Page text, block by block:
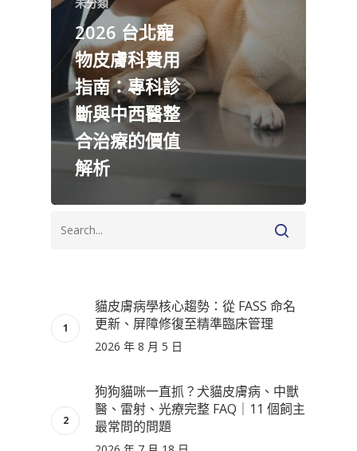
2026 台北寵
物皮膚科費用
指南：專科診
斷與中西醫整
合治療的價值
解析
貓皮膚病學核心趨勢：從 FASS 命名
更新、屏障修復至精準臨床管理
2026 年 8 月 5 日
狗狗貓咪一直抓？犬貓皮膚病、中獸
醫、雷射、光療完整 FAQ｜11 個飼主
最常問的問題